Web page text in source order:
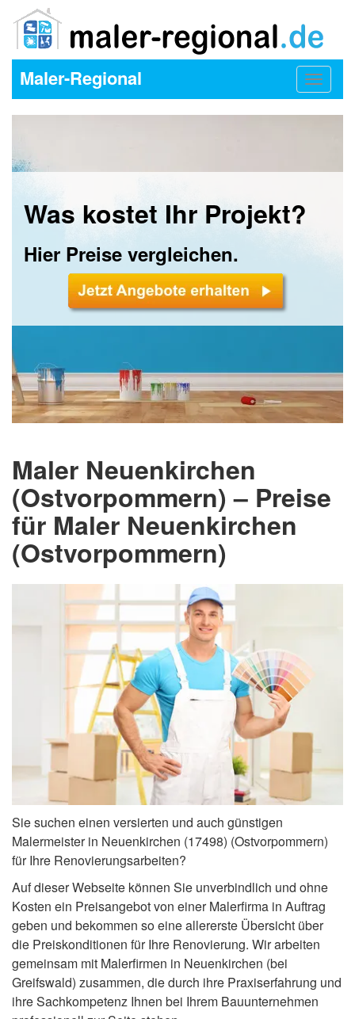
Toggle
Maler-Regional
Was kostet Ihr Projekt?
Hier Preise vergleichen.
Maler Neuenkirchen
(Ostvorpommern) – Preise
für Maler Neuenkirchen
(Ostvorpommern)
Sie suchen einen versierten und auch günstigen
Malermeister in Neuenkirchen (17498) (Ostvorpommern)
für Ihre Renovierungsarbeiten?
Auf dieser Webseite können Sie unverbindlich und ohne
Kosten ein Preisangebot von einer Malerfirma in Auftrag
geben und bekommen so eine allererste Übersicht über
die Preiskonditionen für Ihre Renovierung. Wir arbeiten
gemeinsam mit Malerfirmen in Neuenkirchen (bei
Greifswald) zusammen, die durch ihre Praxiserfahrung und
ihre Sachkompetenz Ihnen bei Ihrem Bauunternehmen